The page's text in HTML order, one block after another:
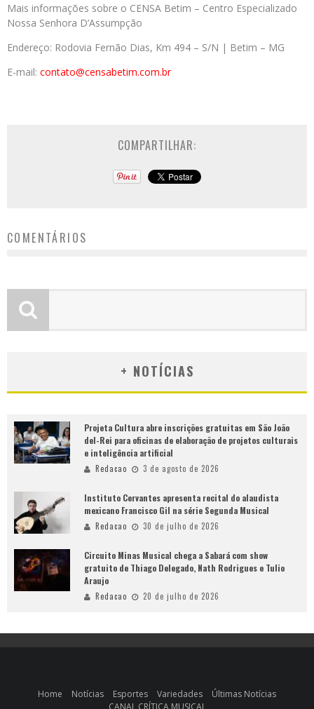
Mais informações sobre o CENSA Betim – Centro Especializado
Nossa Senhora D’Assumpção
Endereço: Rodovia Fernão Dias, Km 494 – S/N | Betim – MG
E-mail: contato@censabetim.com.br
COMPARTILHAR:
COMENTÁRIOS
+ NOTÍCIAS
Projeta Cultura abre inscrições gratuitas em São João
del-Rei para oficinas de elaboração de projetos culturais
e inteligência artificial
Redacao 3 de agosto de 2026
Instituto Cervantes apresenta recital do alaudista
mexicano Francisco Gil na série Segunda Musical
Redacao 30 de julho de 2026
Circuito Minas Musical chega a Sabará com show
gratuito de Thiago Delegado, Nath Rodrigues e Tulio
Araujo
Redacao 20 de julho de 2026
Home Notícias Esportes Variedades
Últimas Notícias